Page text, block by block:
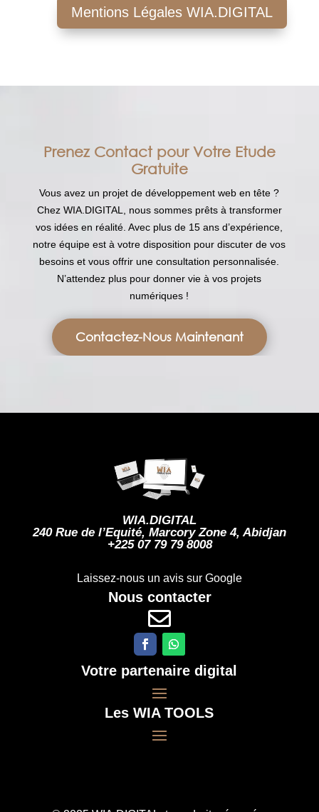
Mentions Légales WIA.DIGITAL
Prenez Contact pour Votre Etude
Gratuite
Vous avez un projet de développement web en tête ?
Chez WIA.DIGITAL, nous sommes prêts à transformer
vos idées en réalité. Avec plus de 15 ans d’expérience,
notre équipe est à votre disposition pour discuter de vos
besoins et vous offrir une consultation personnalisée.
N’attendez plus pour donner vie à vos projets
numériques !
Contactez-Nous Maintenant
WIA.DIGITAL
240 Rue de l’Equité, Marcory Zone 4, Abidjan
+225 07 79 79 8008
Laissez-nous un avis sur Google
Nous contacter

Votre partenaire digital
Les WIA TOOLS